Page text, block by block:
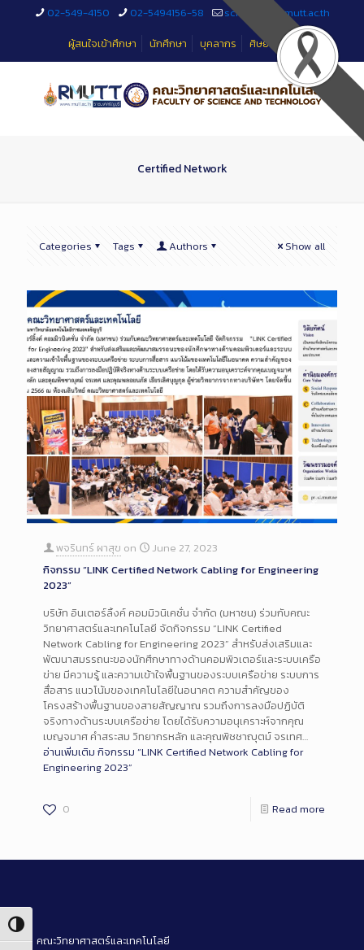
Toggle High Contrast
02-549-4150 02-5494156-58
sciteched@rmutt.ac.th
ผู้สนใจเข้าศึกษา
นักศึกษา บุคลากร ศิษย์เก่า
Certified Network
Categories Tags Authors Show all
พจรินทร์ ผาสุข on
June 27, 2023
กิจกรรม “LINK Certified Network Cabling for Engineering
2023”
บริษัท อินเตอร์ลิ้งค์ คอมมิวนิเคชั่น จำกัด (มหาชน) ร่วมกับคณะ
วิทยาศาสตร์และเทคโนโลยี จัดกิจกรรม “LINK Certified
Network Cabling for Engineering 2023” สำหรับส่งเสริมและ
พัฒนาสมรรถนะของนักศึกษาทางด้านคอมพิวเตอร์และระบบเครือ
ข่าย มีความรู้ และความเข้าใจพื้นฐานของระบบเครือข่าย ระบบการ
สื่อสาร แนวโน้มของเทคโนโลยีในอนาคต ความสำคัญของ
โครงสร้างพื้นฐานของสายสัญญาณ รวมถึงการลงมือปฏิบัติ
จริงทางด้านระบบเครือข่าย โดยได้รับความอนุเคราะห์จากคุณ
เบญจมาศ คำสระสม วิทยากรหลัก และคุณพิชชาญุตม์ จรเทศ…
อ่านเพิ่มเติม กิจกรรม “LINK Certified Network Cabling for
Engineering 2023”
0 Read more
คณะวิทยาศาสตร์และเทคโนโลยี